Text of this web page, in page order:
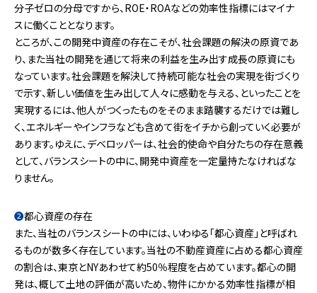
分子ゼロの分母ですから、ROE・ROAなどの効率性指標にはマイナ
スに働くこととなります。
ところが、この開発中資産の存在こそが、社会課題の解決の原資であ
り、また当社の開発を通じて将来の利益を生み出す成長の原資にも
なっています。社会課題を解決して持続可能な社会の実現を街づくり
で示す、新しい価値を生み出して人々に感動を与える、といったことを
実現するには、他人がつくったものをそのまま踏襲するだけでは難し
く、エネルギーやインフラなども含めて街をイチから創っていく必要が
あります。ゆえに、デベロッパーは、社会的使命や自分たちの存在意義
として、バランスシートの中に、開発中資産を一定量持たなければな
りません。
❷都心資産の存在
また、当社のバランスシートの中には、いわゆる「都心資産」と呼ばれ
るものが数多く存在しています。当社の不動産資産に占める都心資産
の割合は、東京とNYあわせて約50％程度を占めています。都心の開
発は、概して土地の評価が高いため、物件にかかる効率性指標が相